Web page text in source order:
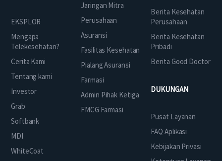
EKSPLOR
Mengapa
Telekesehatan?
Cerita Kami
Tentang kami
Investor
Grab
Softbank
MDI
WhiteCoat
Jaringan Mitra
Perusahaan
Asuransi
Fasilitas Kesehatan
Pialang Asuransi
Farmasi
Admin Pihak Ketiga
FMCG Farmasi
Berita Kesehatan
Perusahaan
Berita Kesehatan
Pribadi
Berita Good Doctor
DUKUNGAN
Pusat Layanan
FAQ Aplikasi
Kebijakan Privasi